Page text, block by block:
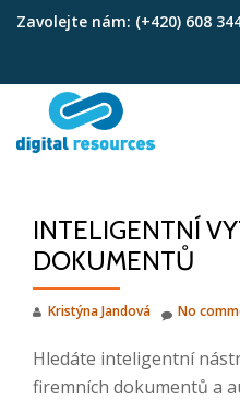
Zavolejte nám: (+420) 608
INTELIGENTNÍ
DOKUMENTŮ
Kristýna Jandová No
Hledáte inteligentní
firemních dokumentů a